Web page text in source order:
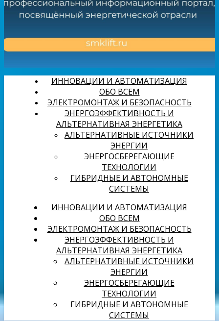
ИННОВАЦИИ И АВТОМАТИЗАЦИЯ
ОБО ВСЕМ
ЭЛЕКТРОМОНТАЖ И БЕЗОПАСНОСТЬ
ЭНЕРГОЭФФЕКТИВНОСТЬ И
АЛЬТЕРНАТИВНАЯ ЭНЕРГЕТИКА
АЛЬТЕРНАТИВНЫЕ ИСТОЧНИКИ
ЭНЕРГИИ
ЭНЕРГОСБЕРЕГАЮЩИЕ
ТЕХНОЛОГИИ
ГИБРИДНЫЕ И АВТОНОМНЫЕ
СИСТЕМЫ
ИННОВАЦИИ И АВТОМАТИЗАЦИЯ
ОБО ВСЕМ
ЭЛЕКТРОМОНТАЖ И БЕЗОПАСНОСТЬ
ЭНЕРГОЭФФЕКТИВНОСТЬ И
АЛЬТЕРНАТИВНАЯ ЭНЕРГЕТИКА
АЛЬТЕРНАТИВНЫЕ ИСТОЧНИКИ
ЭНЕРГИИ
ЭНЕРГОСБЕРЕГАЮЩИЕ
ТЕХНОЛОГИИ
ГИБРИДНЫЕ И АВТОНОМНЫЕ
СИСТЕМЫ